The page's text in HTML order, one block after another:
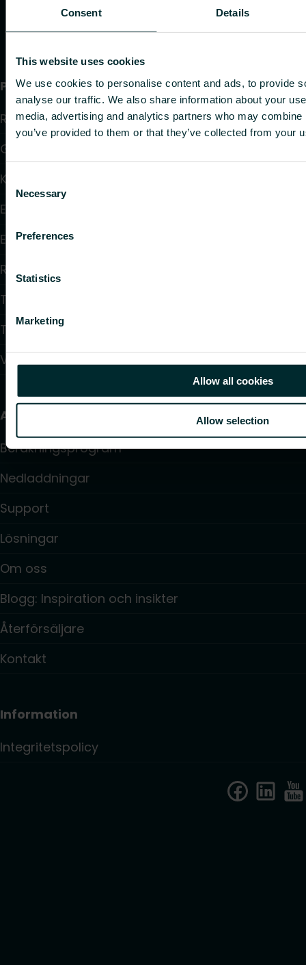
Consent Details
This website uses cookies
We use cookies to personalise content and ads, to provide
analyse our traffic. We also share information about your
media, advertising and analytics partners who may
you’ve provided to them or that they’ve collected from your
Consent
Selection
Necessary
Preferences
Statistics
Marketing
Allow all cookies
Allow selection
Produkter
Radiatorer
Golvvärme och golvkylning
Konvektorer och fläktkonvektorer
Elektrisk uppvärmning
Elektronisk styrning
Reglering
Tappvattensystem
Takvärmesystem
Värmepumpar
Användbara länkar
Beräkningsprogram
Nedladdningar
Support
Lösningar
Om oss
Blogg: Inspiration och insikter
Återförsäljare
Kontakt
Information
Integritetspolicy